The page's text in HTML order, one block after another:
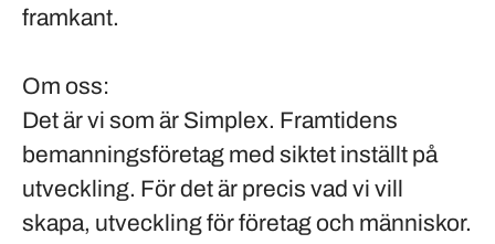
framkant.
Om oss:
Det är vi som är Simplex. Framtidens
bemanningsföretag med siktet inställt på
utveckling. För det är precis vad vi vill
skapa, utveckling för företag och människor.